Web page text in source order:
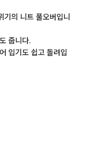
기의 니트 풀오버입니
줍니다.
입기도 쉽고 돌려입